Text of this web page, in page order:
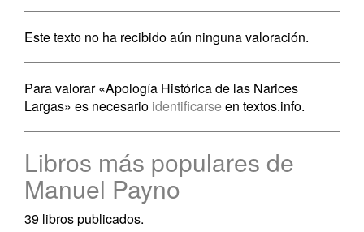
Este texto no ha recibido aún ninguna valoración.
Para valorar «Apología Histórica de las Narices
Largas» es necesario identificarse en textos.info.
Libros más populares de
Manuel Payno
39 libros publicados.